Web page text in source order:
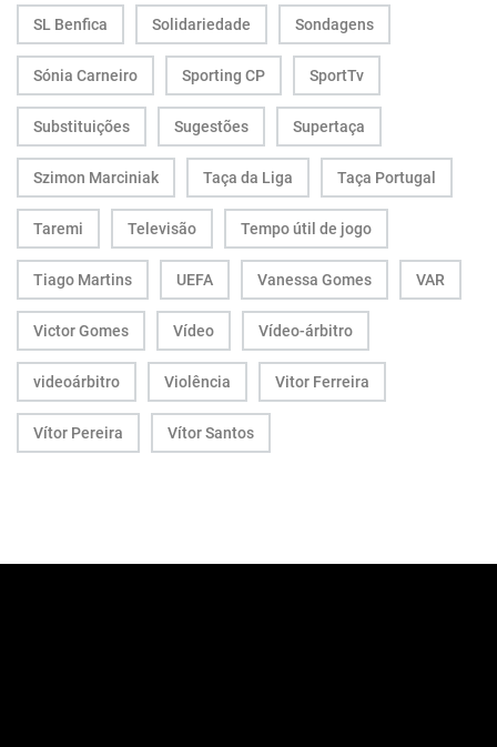
SL Benfica Solidariedade Sondagens
Sónia Carneiro Sporting CP SportTv
Substituições Sugestões Supertaça
Szimon Marciniak Taça da Liga Taça Portugal
Taremi Televisão Tempo útil de jogo
Tiago Martins UEFA Vanessa Gomes VAR
Victor Gomes Vídeo Vídeo-árbitro
videoárbitro Violência Vitor Ferreira
Vítor Pereira Vítor Santos